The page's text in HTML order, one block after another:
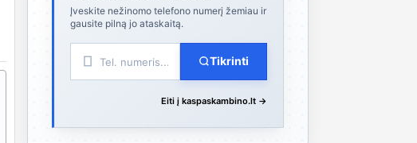
Įveskite nežinomo telefono numerį žemiau ir
gausite pilną jo ataskaitą.
Tikrinti
Eiti į kaspaskambino.lt →